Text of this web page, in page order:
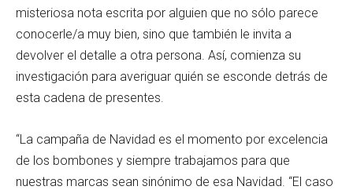
misteriosa nota escrita por alguien que no sólo parece
conocerle/a muy bien, sino que también le invita a
devolver el detalle a otra persona. Así, comienza su
investigación para averiguar quién se esconde detrás de
esta cadena de presentes.
“La campaña de Navidad es el momento por excelencia
de los bombones y siempre trabajamos para que
nuestras marcas sean sinónimo de esa Navidad. “El caso